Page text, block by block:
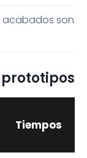
acabados son
Tiempos